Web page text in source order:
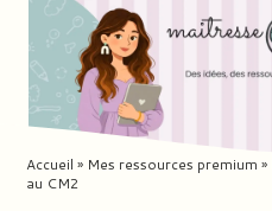
Accueil » Mes ressources premium »
au CM2